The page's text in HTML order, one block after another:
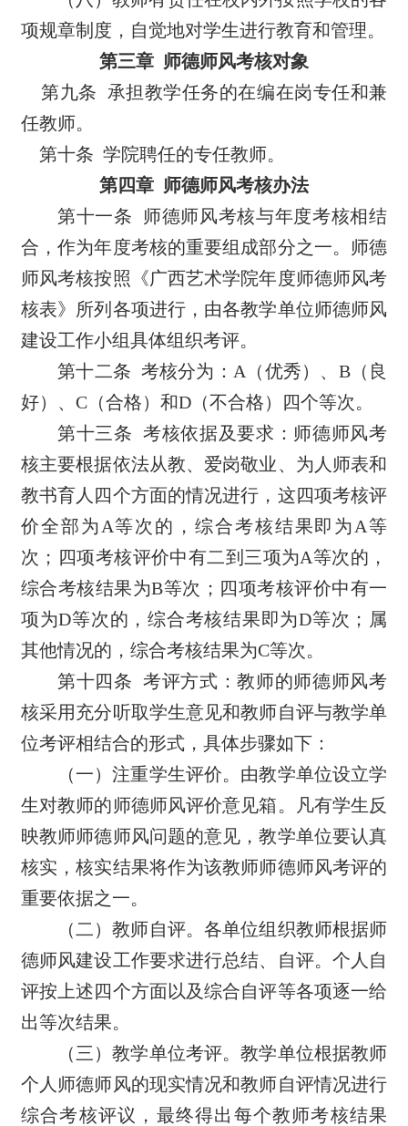
项规章制度，自觉地对学生进行教育和管理。
第三章 师德师风考核对象
第九条
承担教学任务的在编在岗专任和兼
任教师。
第十条 学院聘任的专任教师。
第四章 师德师风考核办法
第十一条
师德师风考核与年度考核相结
合，作为年度考核的重要组成部分之一。师德
师风考核按照《广西艺术学院年度师德师风考
核表》所列各项进行，由各教学单位师德师风
建设工作小组具体组织考评。
第十二条 考核分为： A （优秀）、 B（良
好）、 C（合格）和D（不合格）四个等次。
第十三条 考核依据及要求：师德师风考
核主要根据依法从教、爱岗敬业、为人师表和
教书育人四个方面的情况进行，这四项考核评
价全部为 A等次的，综合考核结果即为 A等
次；四项考核评价中有二到三项为A等次的，
综合考核结果为B等次；四项考核评价中有一
项为D等次的，综合考核结果即为D等次；属
其他情况的，综合考核结果为C等次。
第十四条 考评方式：教师的师德师风考
核采用充分听取学生意见和教师自评与教学单
位考评相结合的形式，具体步骤如下：
（一）注重学生评价。由教学单位设立学
生对教师的师德师风评价意见箱。凡有学生反
映教师师德师风问题的意见，教学单位要认真
核实，核实结果将作为该教师师德师风考评的
重要依据之一。
（二）教师自评。各单位组织教师根据师
德师风建设工作要求进行总结、自评。个人自
评按上述四个方面以及综合自评等各项逐一给
出等次结果。
（三）教学单位考评。教学单位根据教师
个人师德师风的现实情况和教师自评情况进行
综合考核评议，最终得出每个教师考核结果